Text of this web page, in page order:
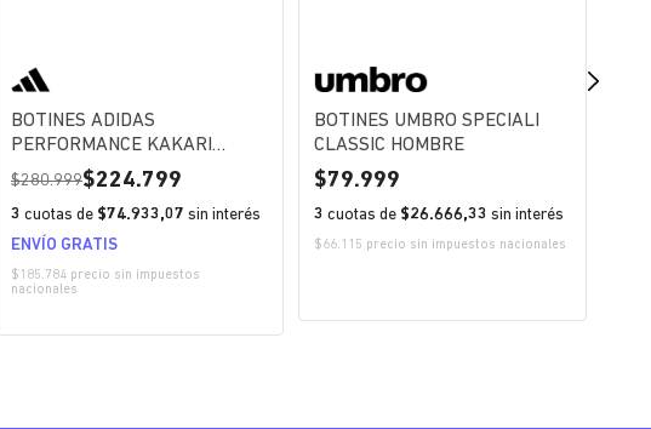
BOTINES ADIDAS
PERFORMANCE KAKARI
UNISEX
280.999 224.799
3 cuotas de $74.933,07 sin interés
ENVÍO GRATIS
$185.784 precio sin impuestos
nacionales
BOTINES UMBRO SPECIALI
CLASSIC HOMBRE
79.999
3 cuotas de $26.666,33 sin interés
$66.115 precio sin impuestos nacionales